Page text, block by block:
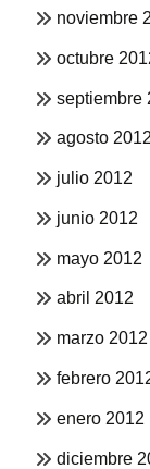
noviembre
octubre
septiembre
agosto 2012
julio 2012
junio 2012
mayo 2012
abril 2012
marzo 2012
febrero
enero 2012
diciembre